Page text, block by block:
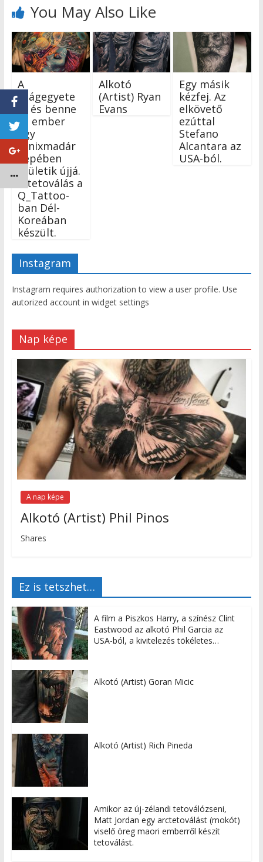
You May Also Like
A
világegyete
m és benne
az ember
egy
főnixmadár
képében
születik újjá.
A tetoválás a
Q_Tattoo-
ban Dél-
Koreában
készült.
Alkotó
(Artist) Ryan
Evans
Egy másik
kézfej. Az
elkövető
ezúttal
Stefano
Alcantara az
USA-ból.
Instagram
Instagram requires authorization to view a user profile. Use
autorized account in widget settings
Nap képe
A nap képe
Alkotó (Artist) Phil Pinos
Shares
Ez is tetszhet…
A film a Piszkos Harry, a színész Clint
Eastwood az alkotó Phil Garcia az
USA-ból, a kivitelezés tökéletes…
Alkotó (Artist) Goran Micic
Alkotó (Artist) Rich Pineda
Amikor az új-zélandi tetoválózseni,
Matt Jordan egy arctetoválást (mokót)
viselő öreg maori emberről készít
tetoválást.